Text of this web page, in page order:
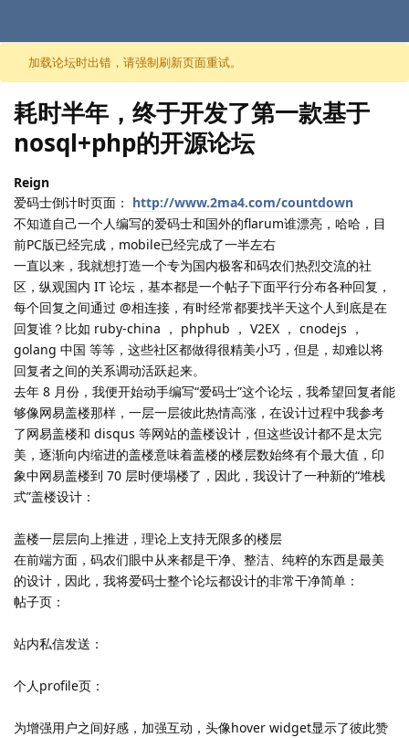
跳至内容
加载论坛时出错，请强制刷新页面重试。
耗时半年，终于开发了第一款基于
nosql+php的开源论坛
Reign
爱码士倒计时页面： http://www.2ma4.com/countdown
不知道自己一个人编写的爱码士和国外的flarum谁漂亮，哈哈，目
前PC版已经完成，mobile已经完成了一半左右
一直以来，我就想打造一个专为国内极客和码农们热烈交流的社
区，纵观国内 IT 论坛，基本都是一个帖子下面平行分布各种回复，
每个回复之间通过 @相连接，有时经常都要找半天这个人到底是在
回复谁？比如 ruby-china ， phphub ， V2EX ， cnodejs ，
golang 中国 等等，这些社区都做得很精美小巧，但是，却难以将
回复者之间的关系调动活跃起来。
去年 8 月份，我便开始动手编写“爱码士”这个论坛，我希望回复者能
够像网易盖楼那样，一层一层彼此热情高涨，在设计过程中我参考
了网易盖楼和 disqus 等网站的盖楼设计，但这些设计都不是太完
美，逐渐向内缩进的盖楼意味着盖楼的楼层数始终有个最大值，印
象中网易盖楼到 70 层时便塌楼了，因此，我设计了一种新的“堆栈
式”盖楼设计：
盖楼一层层向上推进，理论上支持无限多的楼层
在前端方面，码农们眼中从来都是干净、整洁、纯粹的东西是最美
的设计，因此，我将爱码士整个论坛都设计的非常干净简单：
帖子页：
站内私信发送：
个人profile页：
为增强用户之间好感，加强互动，头像hover widget显示了彼此赞